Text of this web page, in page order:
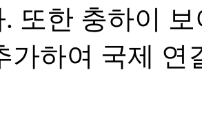
또한 충하이
가하여 국제